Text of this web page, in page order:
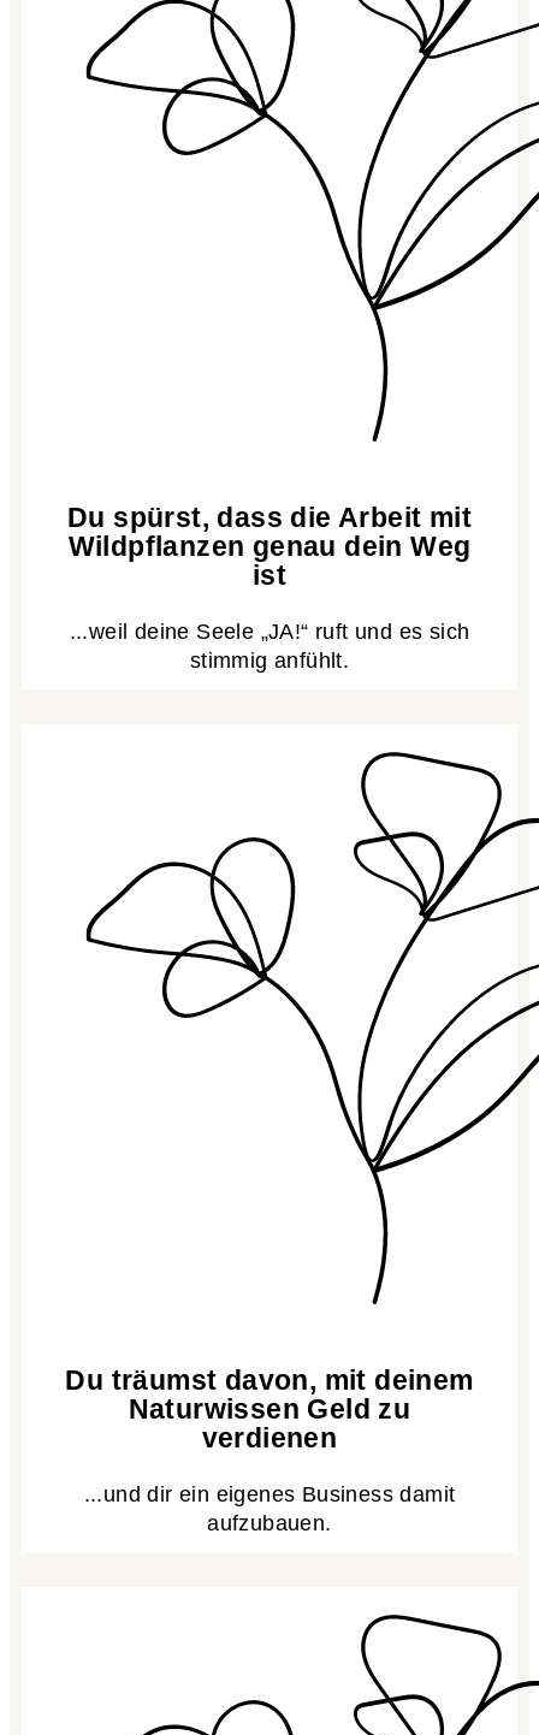
Du spürst, dass die Arbeit mit
Wildpflanzen genau dein Weg
ist
...weil deine Seele „JA!“ ruft und es sich
stimmig anfühlt.
Du träumst davon, mit deinem
Naturwissen Geld zu
verdienen
...und dir ein eigenes Business damit
aufzubauen.